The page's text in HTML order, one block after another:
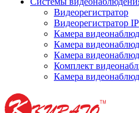
Видеорегистратор
Видеорегистратор IP
Камера
Камера
Камера
Комплект
Камера